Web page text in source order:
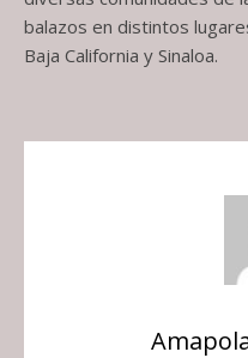
balazos en distintos
Baja California y Sinaloa.